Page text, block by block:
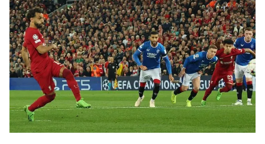
Tin thị trường Tin 360
Video Magazine
Sản phẩm khác
Tiện ích Bạn cần biết